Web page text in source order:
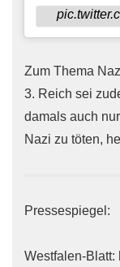
Zum Thema
3. Reich sei
damals auch
Nazi zu töten,
Pressespiegel:
Westfalen-Blatt: